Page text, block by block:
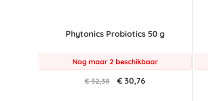
Phytonics Probiotics 50 g
Nog maar 2 beschikbaar
€ 32,38 € 30,76